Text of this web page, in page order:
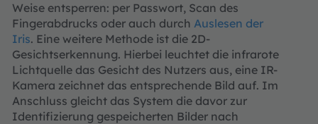
Weise entsperren: per Passwort, Scan des
Fingerabdrucks oder auch durch Auslesen der
Iris. Eine weitere Methode ist die 2D-
Gesichtserkennung. Hierbei leuchtet die infrarote
Lichtquelle das Gesicht des Nutzers aus, eine IR-
Kamera zeichnet das entsprechende Bild auf. Im
Anschluss gleicht das System die davor zur
Identifizierung gespeicherten Bilder nach